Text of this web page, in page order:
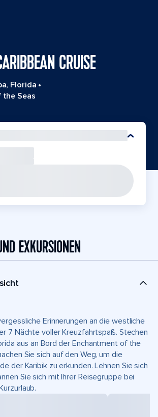
CRUISE
Florida •
Seas
EXKURSIONEN
Erinnerungen an die westliche
7 Nächte voller Kreuzfahrtspaß. Stechen
aus an Bord der Enchantment of the
Sie sich auf den Weg, um die
der Karibik zu erkunden. Lehnen Sie sich
Sie sich mit Ihrer Reisegruppe bei